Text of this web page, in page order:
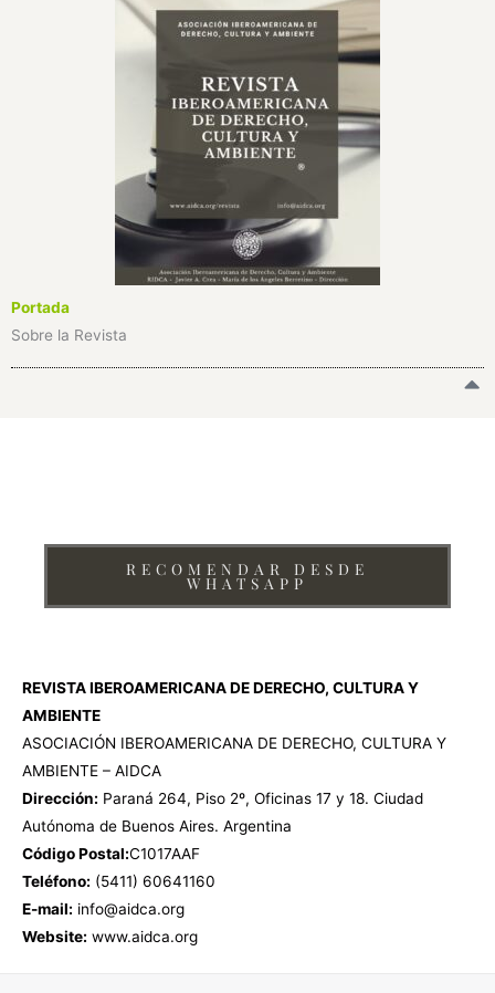
Portada
Sobre la Revista
RECOMENDAR DESDE
WHATSAPP
REVISTA IBEROAMERICANA DE DERECHO, CULTURA Y
AMBIENTE
ASOCIACIÓN IBEROAMERICANA DE DERECHO, CULTURA Y
AMBIENTE – AIDCA
Dirección: Paraná 264, Piso 2º, Oficinas 17 y 18. Ciudad
Autónoma de Buenos Aires. Argentina
Código Postal:C1017AAF
Teléfono: (5411) 60641160
E-mail: info@aidca.org
Website: www.aidca.org